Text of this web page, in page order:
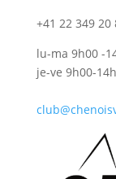
+41 22 349 20
lu-ma 9h00 -
je-ve 9h00-